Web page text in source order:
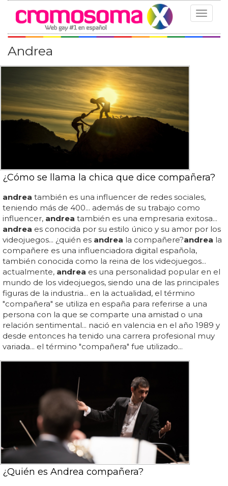
Toggle
Andrea
¿Cómo se llama la chica que dice compañera?
andrea también es una influencer de redes sociales,
teniendo más de 400... además de su trabajo como
influencer, andrea también es una empresaria exitosa...
andrea es conocida por su estilo único y su amor por los
videojuegos... ¿quién es andrea la compañere?andrea la
compañere es una influenciadora digital española,
también conocida como la reina de los videojuegos...
actualmente, andrea es una personalidad popular en el
mundo de los videojuegos, siendo una de las principales
figuras de la industria... en la actualidad, el término
"compañera" se utiliza en españa para referirse a una
persona con la que se comparte una amistad o una
relación sentimental... nació en valencia en el año 1989 y
desde entonces ha tenido una carrera profesional muy
variada... el término "compañera" fue utilizado...
¿Quién es Andrea compañera?